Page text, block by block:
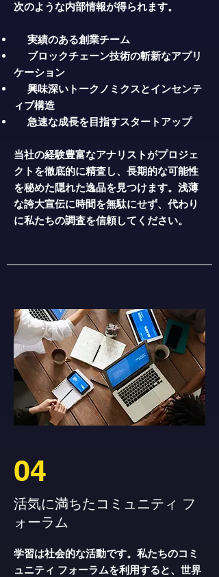
次のような内部情報が得られます。
実績のある創業チーム
ブロックチェーン技術の斬新なアプリ
ケーション
興味深いトークノミクスとインセンテ
ィブ構造
急速な成長を目指すスタートアップ
当社の経験豊富なアナリストがプロジェ
クトを徹底的に精査し、長期的な可能性
を秘めた隠れた逸品を見つけます。浅薄
な誇大宣伝に時間を無駄にせず、代わり
に私たちの調査を信頼してください。
04
活気に満ちたコミュニティ フ
ォーラム
学習は社会的な活動です。私たちのコミ
ュニティ フォーラムを利用すると、世界